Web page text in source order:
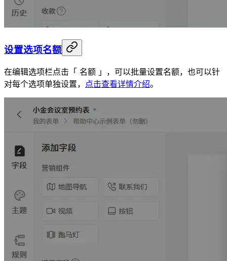
设置选项名额
在编辑选项栏点击「 名额 」，可以批量设置名额，也可以针
对每个选项单独设置， 点击查看详情介绍。